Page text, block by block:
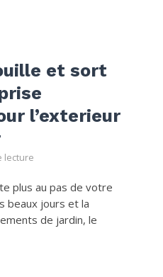
et sort
l’exterieur
lecture
plus au pas de votre
beaux jours et la
de jardin, le